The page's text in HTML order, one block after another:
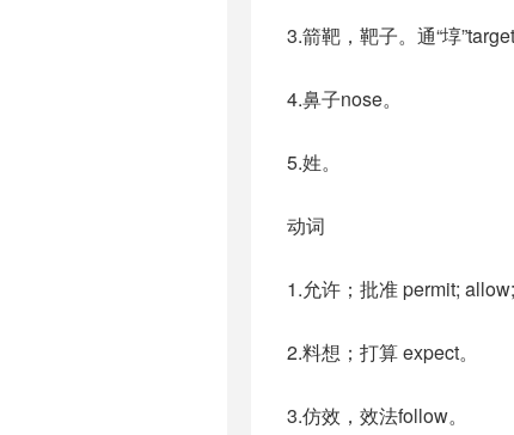
3.箭靶，靶子。通“埻”target
4.鼻子nose。
5.姓。
动词
1.允许；批准 permit;
2.料想；打算 expect。
3.仿效，效法follow。